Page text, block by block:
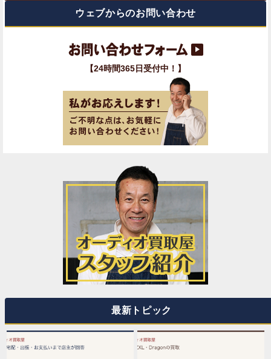
ウェブからのお問い合わせ
【24時間365日受付中！】
最新トピック